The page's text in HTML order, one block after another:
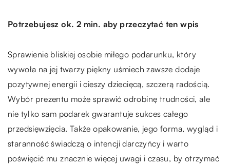
Potrzebujesz ok. 2 min. aby przeczytać ten wpis
Sprawienie bliskiej osobie miłego podarunku, który
wywoła na jej twarzy piękny uśmiech zawsze dodaje
pozytywnej energii i cieszy dziecięcą, szczerą radością.
Wybór prezentu może sprawić odrobinę trudności, ale
nie tylko sam podarek gwarantuje sukces całego
przedsięwzięcia. Także opakowanie, jego forma, wygląd i
staranność świadczą o intencji darczyńcy i warto
poświęcić mu znacznie więcej uwagi i czasu, by otrzymać